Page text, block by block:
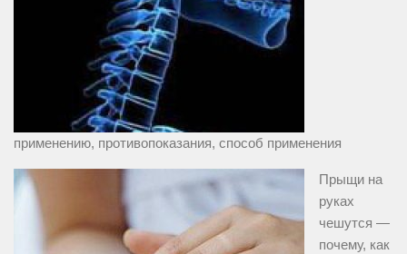
применению, противопоказания, способ применения
Прыщи на
руках
чешутся —
почему, как